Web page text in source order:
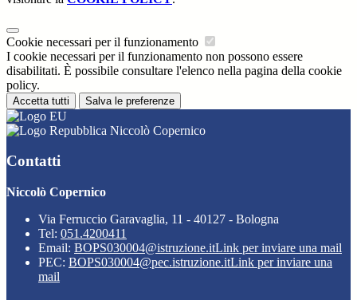
Cookie necessari per il funzionamento
I cookie necessari per il funzionamento non possono essere
disabilitati. È possibile consultare l'elenco nella pagina della cookie
policy.
Accetta tutti Salva le preferenze
Niccolò Copernico
Contatti
Niccolò Copernico
Via Ferruccio Garavaglia, 11 - 40127 - Bologna
Tel: 051.4200411
Email: BOPS030004@istruzione.itLink per inviare una mail
PEC: BOPS030004@pec.istruzione.itLink per inviare una
mail